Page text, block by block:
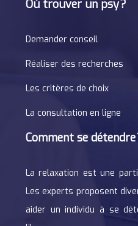
Où trouver un psy ?
Demander conseil
Réaliser des recherches
Les critères de choix
La consultation en ligne
Comment se détendre
La relaxation est une
Les experts proposent
aider un individu à se